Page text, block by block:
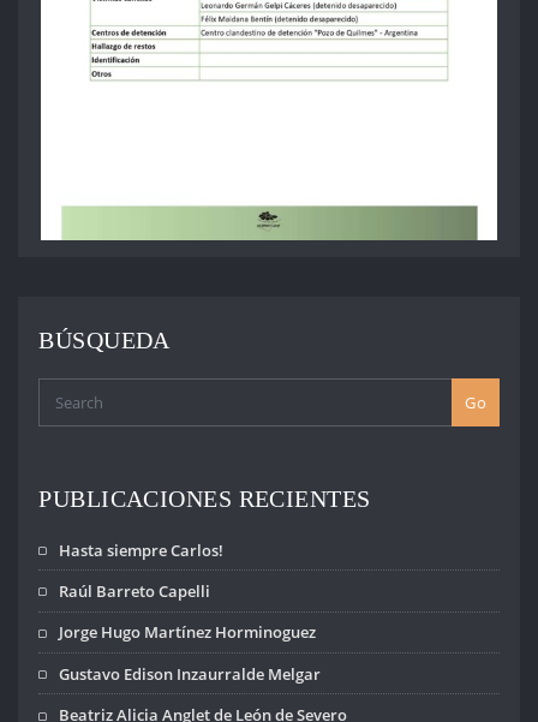
BÚSQUEDA
Go
PUBLICACIONES RECIENTES
Hasta siempre Carlos!
Raúl Barreto Capelli
Jorge Hugo Martínez Horminoguez
Gustavo Edison Inzaurralde Melgar
Beatriz Alicia Anglet de León de Severo